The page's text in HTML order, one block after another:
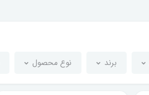
برند نوع محصول